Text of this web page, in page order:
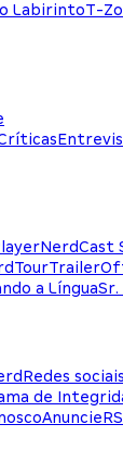
LabirintoT-
NerdCast
a LínguaSr.
Redes sociais
de
Anuncie